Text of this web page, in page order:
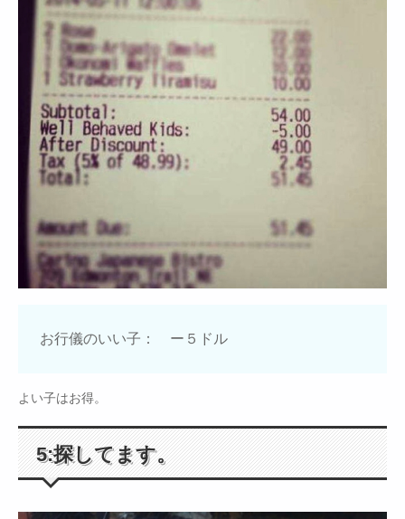
お行儀のいい子： ー５ドル
よい子はお得。
5:探してます。